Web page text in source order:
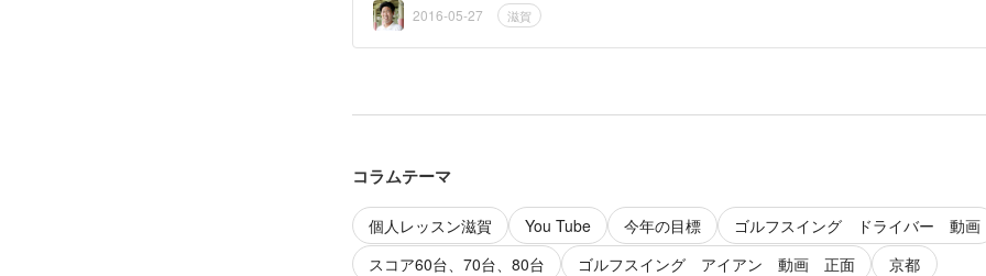
2016-05-27 滋賀
コラムテーマ
個人レッスン滋賀 You Tube 今年の目標
ゴルフスイング ドライバー 動画
スコア60台、70台、80台
ゴルフスイング アイアン 動画 正面
京都